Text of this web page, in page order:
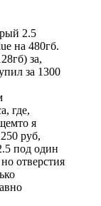
2.5
на 480гб.
за,
за 1300
где,
я
руб,
под один
отверстия